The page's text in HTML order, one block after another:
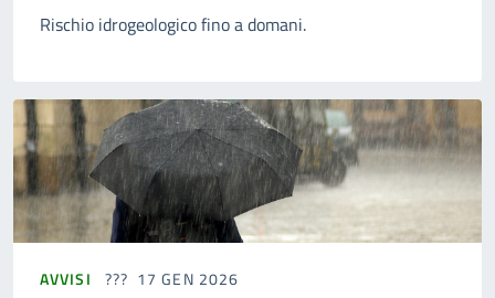
Rischio idrogeologico fino a domani.
AVVISI 17 GEN 2026